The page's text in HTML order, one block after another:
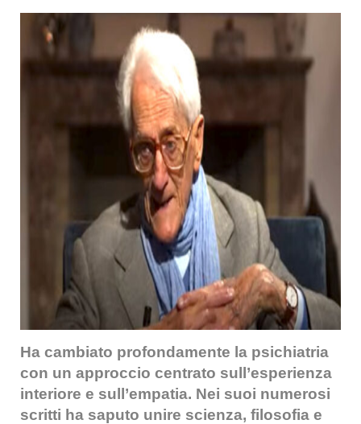
Ha cambiato profondamente la psichiatria
con un approccio centrato sull’esperienza
interiore e sull’empatia. Nei suoi numerosi
scritti ha saputo unire scienza, filosofia e